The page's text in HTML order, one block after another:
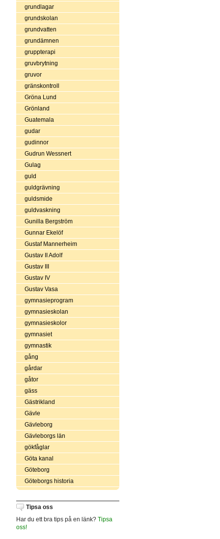
grundlagar
grundskolan
grundvatten
grundämnen
gruppterapi
gruvbrytning
gruvor
gränskontroll
Gröna Lund
Grönland
Guatemala
gudar
gudinnor
Gudrun Wessnert
Gulag
guld
guldgrävning
guldsmide
guldvaskning
Gunilla Bergström
Gunnar Ekelöf
Gustaf Mannerheim
Gustav II Adolf
Gustav III
Gustav IV
Gustav Vasa
gymnasieprogram
gymnasieskolan
gymnasieskolor
gymnasiet
gymnastik
gång
gårdar
gåtor
gäss
Gästrikland
Gävle
Gävleborg
Gävleborgs län
gökfåglar
Göta kanal
Göteborg
Göteborgs historia
Tipsa oss
Har du ett bra tips på en länk? Tipsa
oss!